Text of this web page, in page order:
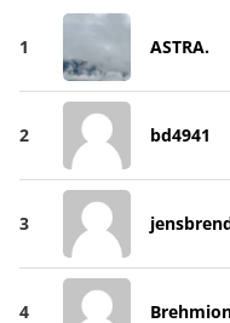
1 ASTRA.
2 bd4941
3
4